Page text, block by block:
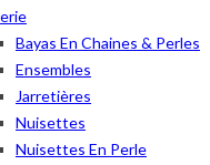
Bayas En Chaines & Perles
Ensembles
Jarretières
Nuisettes
Nuisettes En Perle